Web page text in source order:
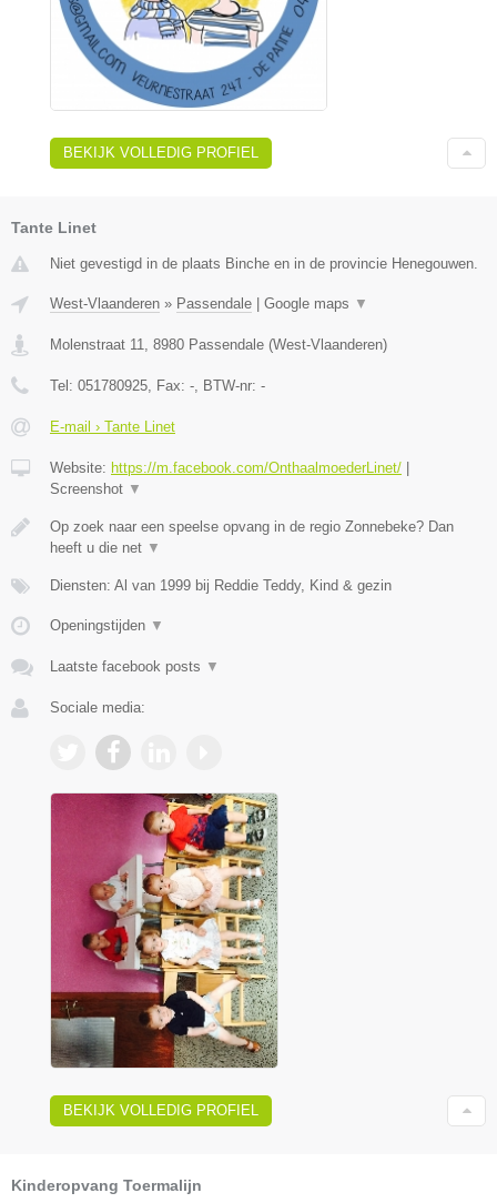
BEKIJK VOLLEDIG PROFIEL
Tante Linet
Niet gevestigd in de plaats Binche en in de provincie Henegouwen.
West-Vlaanderen » Passendale | Google maps ▼
Molenstraat 11 8980 Passendale (West-Vlaanderen)
Tel: 051780925 , Fax: - , BTW-nr: -
E-mail › Tante Linet
Website: https://m.facebook.com/OnthaalmoederLinet/ |
Screenshot ▼
Op zoek naar een speelse opvang in de regio Zonnebeke? Dan
heeft u die net ▼
Diensten: Al van 1999 bij Reddie Teddy, Kind & gezin
Openingstijden ▼
Laatste facebook posts ▼
Sociale media:
BEKIJK VOLLEDIG PROFIEL
Kinderopvang Toermalijn